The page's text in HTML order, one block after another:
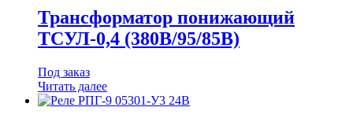
Трансформатор понижающий
ТСУЛ-0,4 (380В/95/85В)
Под заказ
Читать далее